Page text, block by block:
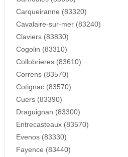
Carqueiranne (83320)
Cavalaire-sur-mer (83240)
Claviers (83830)
Cogolin (83310)
Collobrieres (83610)
Correns (83570)
Cotignac (83570)
Cuers (83390)
Draguignan (83300)
Entrecasteaux (83570)
Evenos (83330)
Fayence (83440)